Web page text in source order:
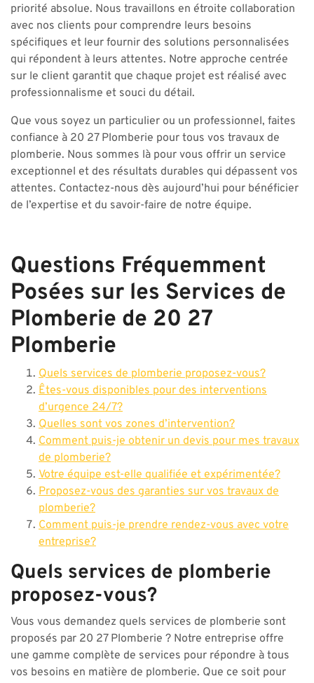
priorité absolue. Nous travaillons en étroite collaboration
avec nos clients pour comprendre leurs besoins
spécifiques et leur fournir des solutions personnalisées
qui répondent à leurs attentes. Notre approche centrée
sur le client garantit que chaque projet est réalisé avec
professionnalisme et souci du détail.
Que vous soyez un particulier ou un professionnel, faites
confiance à 20 27 Plomberie pour tous vos travaux de
plomberie. Nous sommes là pour vous offrir un service
exceptionnel et des résultats durables qui dépassent vos
attentes. Contactez-nous dès aujourd’hui pour bénéficier
de l’expertise et du savoir-faire de notre équipe.
Questions Fréquemment
Posées sur les Services de
Plomberie de 20 27
Plomberie
Quels services de plomberie proposez-vous?
Êtes-vous disponibles pour des interventions
d’urgence 24/7?
Quelles sont vos zones d’intervention?
Comment puis-je obtenir un devis pour mes travaux
de plomberie?
Votre équipe est-elle qualifiée et expérimentée?
Proposez-vous des garanties sur vos travaux de
plomberie?
Comment puis-je prendre rendez-vous avec votre
entreprise?
Quels services de plomberie
proposez-vous?
Vous vous demandez quels services de plomberie sont
proposés par 20 27 Plomberie ? Notre entreprise offre
une gamme complète de services pour répondre à tous
vos besoins en matière de plomberie. Que ce soit pour